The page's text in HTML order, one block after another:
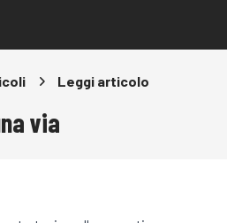
Leggi articolo
via